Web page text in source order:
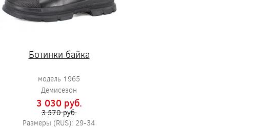
Ботинки байка
модель 1965
Демисезон
3 030 pуб.
3 570 pуб.
Размеры (RUS): 29-34